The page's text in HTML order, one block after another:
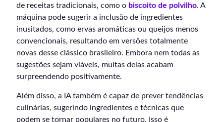
de receitas tradicionais, como o biscoito de polvilho. A
máquina pode sugerir a inclusão de ingredientes
inusitados, como ervas aromáticas ou queijos menos
convencionais, resultando em versões totalmente
novas desse clássico brasileiro. Embora nem todas as
sugestões sejam viáveis, muitas delas acabam
surpreendendo positivamente.
Além disso, a IA também é capaz de prever tendências
culinárias, sugerindo ingredientes e técnicas que
podem se tornar populares no futuro. Isso é